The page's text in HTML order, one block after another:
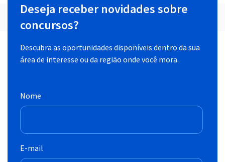
Deseja receber novidades sobre
concursos?
Descubra as oportunidades disponíveis dentro da sua
área de interesse ou da região onde você mora.
Nome
E-mail